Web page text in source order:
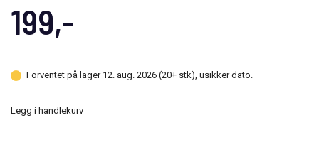
199,-
Forventet på lager 12. aug. 2026 (20+ stk), usikker dato.
Legg i handlekurv